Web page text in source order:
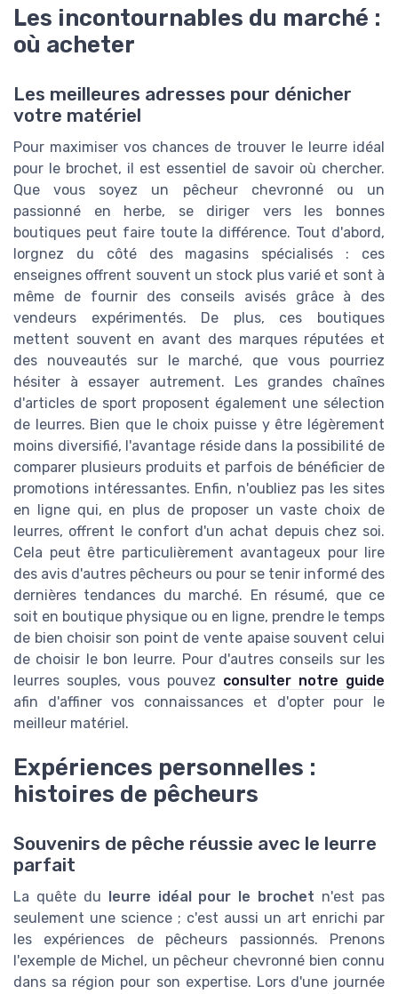
Les incontournables du marché :
où acheter
Les meilleures adresses pour dénicher
votre matériel
Pour maximiser vos chances de trouver le leurre idéal
pour le brochet, il est essentiel de savoir où chercher.
Que vous soyez un pêcheur chevronné ou un
passionné en herbe, se diriger vers les bonnes
boutiques peut faire toute la différence. Tout d'abord,
lorgnez du côté des magasins spécialisés : ces
enseignes offrent souvent un stock plus varié et sont à
même de fournir des conseils avisés grâce à des
vendeurs expérimentés. De plus, ces boutiques
mettent souvent en avant des marques réputées et
des nouveautés sur le marché, que vous pourriez
hésiter à essayer autrement. Les grandes chaînes
d'articles de sport proposent également une sélection
de leurres. Bien que le choix puisse y être légèrement
moins diversifié, l'avantage réside dans la possibilité de
comparer plusieurs produits et parfois de bénéficier de
promotions intéressantes. Enfin, n'oubliez pas les sites
en ligne qui, en plus de proposer un vaste choix de
leurres, offrent le confort d'un achat depuis chez soi.
Cela peut être particulièrement avantageux pour lire
des avis d'autres pêcheurs ou pour se tenir informé des
dernières tendances du marché. En résumé, que ce
soit en boutique physique ou en ligne, prendre le temps
de bien choisir son point de vente apaise souvent celui
de choisir le bon leurre. Pour d'autres conseils sur les
leurres souples, vous pouvez consulter notre guide
afin d'affiner vos connaissances et d'opter pour le
meilleur matériel.
Expériences personnelles :
histoires de pêcheurs
Souvenirs de pêche réussie avec le leurre
parfait
La quête du leurre idéal pour le brochet n'est pas
seulement une science ; c'est aussi un art enrichi par
les expériences de pêcheurs passionnés. Prenons
l'exemple de Michel, un pêcheur chevronné bien connu
dans sa région pour son expertise. Lors d'une journée